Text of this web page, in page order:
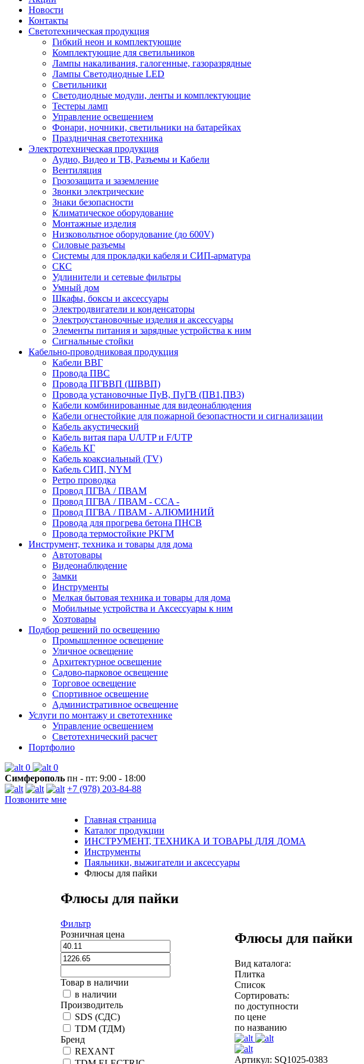
Новости
Контакты
Светотехническая продукция
Гибкий неон и комплектующие
Комплектующие для светильников
Лампы накаливания, галогенные, газоразрядные
Лампы Светодиодные LED
Светильники
Светодиодные модули, ленты и комплектующие
Тестеры ламп
Управление освещением
Фонари, ночники, светильники на батарейках
Праздничная светотехника
Электротехническая продукция
Аудио, Видео и ТВ, Разъемы и Кабели
Вентиляция
Грозозащита и заземление
Звонки электрические
Знаки безопасности
Климатическое оборудование
Монтажные изделия
Низковольтное оборудование (до 600V)
Силовые разъемы
Системы для прокладки кабеля и СИП-арматура
СКС
Удлинители и сетевые фильтры
Умный дом
Шкафы, боксы и аксессуары
Электродвигатели и конденсаторы
Электроустановочные изделия и аксессуары
Элементы питания и зарядные устройства к ним
Сигнальные стойки
Кабельно-проводниковая продукция
Кабели ВВГ
Провода ПВС
Провода ПГВВП (ШВВП)
Провода установочные ПуВ, ПуГВ (ПВ1,ПВ3)
Кабели комбинированные для видеонаблюдения
Кабели огнестойкие для пожарной безопастности и сигнализации
Кабель акустический
Кабель витая пара U/UTP и F/UTP
Кабель КГ
Кабель коаксиальный (TV)
Кабель СИП, NYM
Ретро проводка
Провод ПГВА / ПВАМ
Провод ПГВА / ПВАМ - CCA -
Провод ПГВА / ПВАМ - АЛЮМИНИЙ
Провода для прогрева бетона ПНСВ
Провода термостойкие РКГМ
Инструмент, техника и товары для дома
Автотовары
Видеонаблюдение
Замки
Инструменты
Мелкая бытовая техника и товары для дома
Мобильные устройства и Аксессуары к ним
Хозтовары
Подбор решений по освещению
Промышленное освещение
Уличное освещение
Архитектурное освещение
Садово-парковое освещение
Торговое освещение
Спортивное освещение
Административное освещение
Услуги по монтажу и светотехнике
Управление освещением
Светотехнический расчет
Портфолио
0
0
Симферополь пн - пт: 9:00 - 18:00
+7 (978) 203-84-88
Позвоните мне
Главная страница
Каталог продукции
ИНСТРУМЕНТ, ТЕХНИКА И ТОВАРЫ ДЛЯ ДОМА
Инструменты
Паяльники, выжигатели и аксессуары
Флюсы для пайки
Флюсы для пайки
Фильтр
Розничная цена
Товар в наличии
в наличии
Производитель
SDS (СДС)
TDM (ТДМ)
Бренд
REXANT
Флюсы для пайки
Вид каталога:
Плитка
Список
Сортировать:
по доступности
по цене
по названию
Артикул: SQ1025-0383